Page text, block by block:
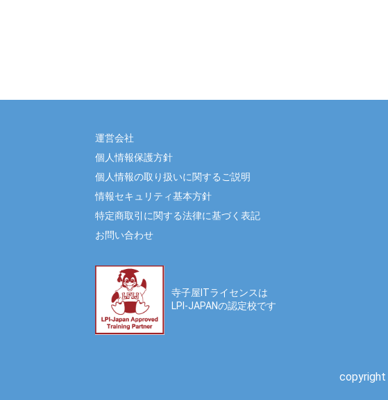
運営会社
個人情報保護方針
個人情報の取り扱いに関するご説明
情報セキュリティ基本方針
特定商取引に関する法律に基づく表記
お問い合わせ
寺子屋ITライセンスは
LPI-JAPANの認定校です
copyright